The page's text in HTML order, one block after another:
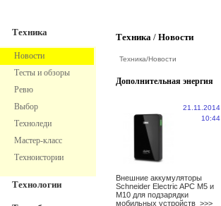
Техника
Новости
Тесты и обзоры
Ревю
Выбор
Техноледи
Мастер-класс
Техноистории
Технологии
Техника / Новости
Техника/Новости
Дополнительная энергия
21.11.2014
10:44
Внешние аккумуляторы
Schneider Electric APC M5 и
M10 для подзарядки
мобильных устройств >>>